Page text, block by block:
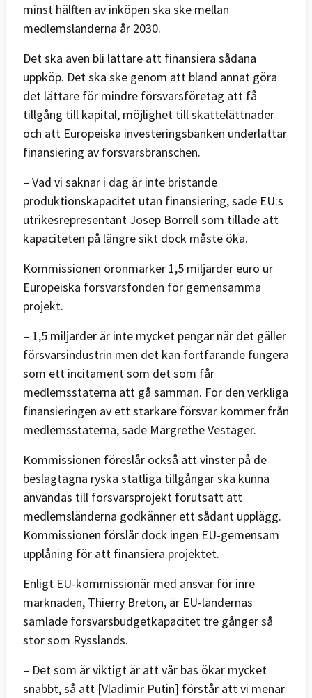
minst hälften av inköpen ska ske mellan
medlemsländerna år 2030.
Det ska även bli lättare att finansiera sådana
uppköp. Det ska ske genom att bland annat göra
det lättare för mindre försvarsföretag att få
tillgång till kapital, möjlighet till skattelättnader
och att Europeiska investeringsbanken underlättar
finansiering av försvarsbranschen.
– Vad vi saknar i dag är inte bristande
produktionskapacitet utan finansiering, sade EU:s
utrikesrepresentant Josep Borrell som tillade att
kapaciteten på längre sikt dock måste öka.
Kommissionen öronmärker 1,5 miljarder euro ur
Europeiska försvarsfonden för gemensamma
projekt.
– 1,5 miljarder är inte mycket pengar när det gäller
försvarsindustrin men det kan fortfarande fungera
som ett incitament som det som får
medlemsstaterna att gå samman. För den verkliga
finansieringen av ett starkare försvar kommer från
medlemsstaterna, sade Margrethe Vestager.
Kommissionen föreslår också att vinster på de
beslagtagna ryska statliga tillgångar ska kunna
användas till försvarsprojekt förutsatt att
medlemsländerna godkänner ett sådant upplägg.
Kommissionen förslår dock ingen EU-gemensam
upplåning för att finansiera projektet.
Enligt EU-kommissionär med ansvar för inre
marknaden, Thierry Breton, är EU-ländernas
samlade försvarsbudgetkapacitet tre gånger så
stor som Rysslands.
– Det som är viktigt är att vår bas ökar mycket
snabbt, så att [Vladimir Putin] förstår att vi menar